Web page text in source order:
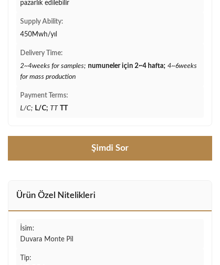
pazarlık edilebilir
Supply Ability:
450Mwh/yıl
Delivery Time:
2~4weeks for samples; numuneler için 2~4 hafta; 4~6weeks
for mass production
Payment Terms:
L/C; L/C; TT
Şimdi Sor
Ürün Özel Nitelikleri
İsim:
Duvara Monte Pil
Tip: